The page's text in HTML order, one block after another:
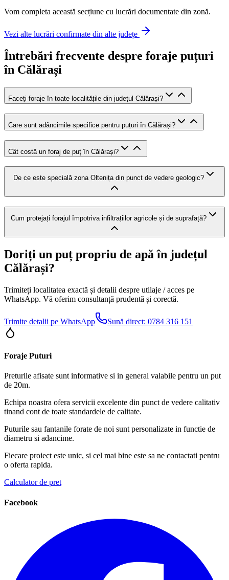
Vom completa această secțiune cu lucrări documentate din zonă.
Vezi alte lucrări confirmate din alte județe
Întrebări frecvente despre foraje puțuri
în Călărași
Faceți foraje în toate localitățile din județul Călărași?
Care sunt adâncimile specifice pentru puțuri în Călărași?
Cât costă un foraj de puț în Călărași?
De ce este specială zona Oltenița din punct de vedere geologic?
Cum protejați forajul împotriva infiltrațiilor agricole și de suprafață?
Doriți un puț propriu de apă în județul
Călărași?
Trimiteți localitatea exactă și detalii despre utilaje / acces pe
WhatsApp. Vă oferim consultanță prudentă și corectă.
Trimite detalii pe WhatsApp Sună direct: 0784 316 151
Foraje Puturi
Preturile afisate sunt informative si in general valabile pentru un put
de 20m.
Echipa noastra ofera servicii excelente din punct de vedere calitativ
tinand cont de toate standardele de calitate.
Puturile sau fantanile forate de noi sunt personalizate in functie de
diametru si adancime.
Fiecare proiect este unic, si cel mai bine este sa ne contactati pentru
o oferta rapida.
Calculator de pret
Facebook